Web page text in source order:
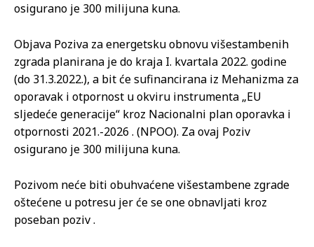
osigurano je 300 milijuna kuna.
Objava Poziva za energetsku obnovu višestambenih
zgrada planirana je do kraja I. kvartala 2022. godine
(do 31.3.2022.), a bit će sufinancirana iz Mehanizma za
oporavak i otpornost u okviru instrumenta „EU
sljedeće generacije“ kroz Nacionalni plan oporavka i
otpornosti 2021.-2026 . (NPOO). Za ovaj Poziv
osigurano je 300 milijuna kuna.
Pozivom neće biti obuhvaćene višestambene zgrade
oštećene u potresu jer će se one obnavljati kroz
poseban poziv .